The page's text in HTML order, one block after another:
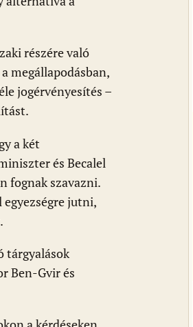
részére való
megállapodásban,
jogérvényesítés –
a két
és Becalel
fognak szavazni.
jutni,
tárgyalások
Ben-Gvir és